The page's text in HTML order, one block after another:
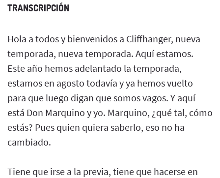
TRANSCRIPCIÓN
Hola a todos y bienvenidos a Cliffhanger, nueva
temporada, nueva temporada. Aquí estamos.
Este año hemos adelantado la temporada,
estamos en agosto todavía y ya hemos vuelto
para que luego digan que somos vagos. Y aquí
está Don Marquino y yo. Marquino, ¿qué tal, cómo
estás? Pues quien quiera saberlo, eso no ha
cambiado.
Tiene que irse a la previa, tiene que hacerse en